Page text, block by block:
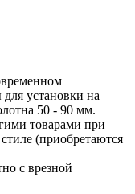
установки на
50 - 90 мм.
товарами при
(приобретаются
с врезной